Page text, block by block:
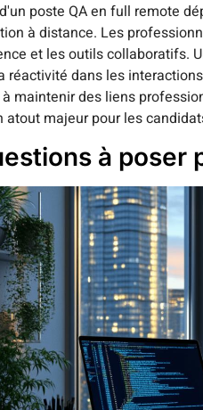
poste QA en full remote
à distance. Les
et les outils collaboratifs.
réactivité dans les
maintenir des liens
atout majeur pour les
à poser